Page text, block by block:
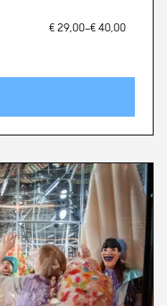
€ 29,00–€ 40,00